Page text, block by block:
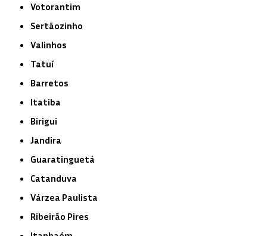
Votorantim
Sertãozinho
Valinhos
Tatuí
Barretos
Itatiba
Birigui
Jandira
Guaratinguetá
Catanduva
Várzea Paulista
Ribeirão Pires